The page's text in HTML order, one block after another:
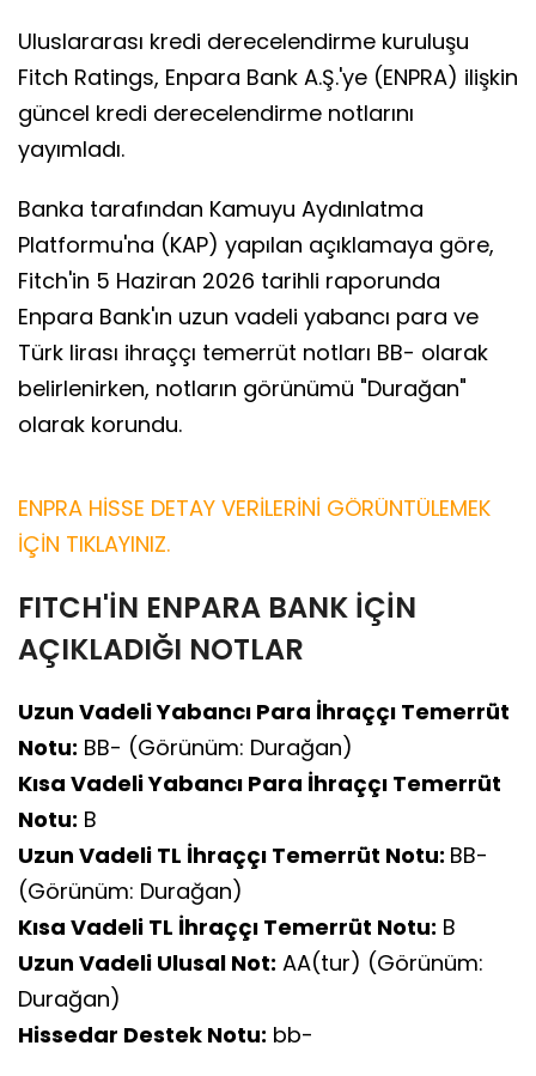
Uluslararası kredi derecelendirme kuruluşu
Fitch Ratings, Enpara Bank A.Ş.'ye (ENPRA) ilişkin
güncel kredi derecelendirme notlarını
yayımladı.
Banka tarafından Kamuyu Aydınlatma
Platformu'na (KAP) yapılan açıklamaya göre,
Fitch'in 5 Haziran 2026 tarihli raporunda
Enpara Bank'ın uzun vadeli yabancı para ve
Türk lirası ihraççı temerrüt notları BB- olarak
belirlenirken, notların görünümü "Durağan"
olarak korundu.
ENPRA HİSSE DETAY VERİLERİNİ GÖRÜNTÜLEMEK
İÇİN TIKLAYINIZ.
FITCH'İN ENPARA BANK İÇİN
AÇIKLADIĞI NOTLAR
Uzun Vadeli Yabancı Para İhraççı Temerrüt
Notu: BB- (Görünüm: Durağan)
Kısa Vadeli Yabancı Para İhraççı Temerrüt
Notu: B
Uzun Vadeli TL İhraççı Temerrüt Notu: BB-
(Görünüm: Durağan)
Kısa Vadeli TL İhraççı Temerrüt Notu: B
Uzun Vadeli Ulusal Not: AA(tur) (Görünüm:
Durağan)
Hissedar Destek Notu: bb-